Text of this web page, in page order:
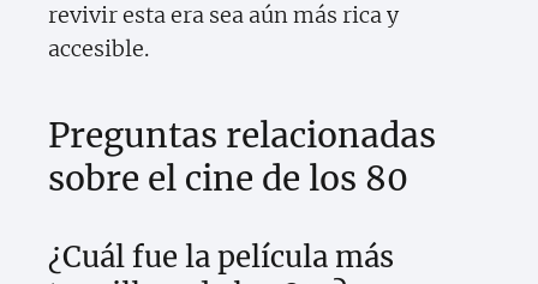
revivir esta era sea aún más rica y
accesible.
Preguntas relacionadas
sobre el cine de los 80
¿Cuál fue la película más